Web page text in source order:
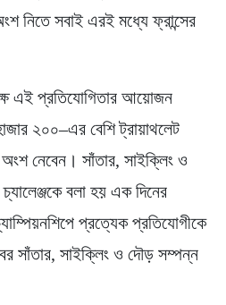
নিতে সবাই এরই মধ্যে ফ্রান্সের
এই প্রতিযোগিতার আয়োজন
২০০–এর বেশি ট্রায়াথলেট
অংশ নেবেন। সাঁতার, সাইক্লিং ও
বলা হয় এক দিনের
প্রত্যেক প্রতিযোগীকে
সাঁতার, সাইক্লিং ও দৌড় সম্পন্ন